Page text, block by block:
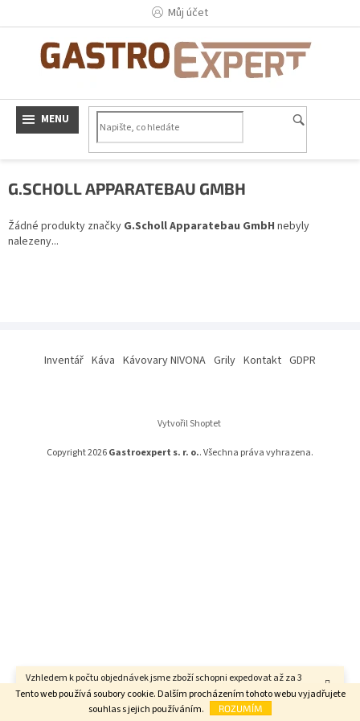
Tento web používá soubory cookie. Dalším procházením tohoto webu vyjadřujete
souhlas s jejich používáním.
ROZUMÍM
Vzhledem k počtu objednávek jsme zboží schopni expedovat až za 3
týdny. Děkujeme za pochopení.
Můj účet
G.SCHOLL APPARATEBAU GMBH
Žádné produkty značky G.Scholl Apparatebau GmbH nebyly
nalezeny...
Inventář Káva Kávovary NIVONA Grily Kontakt GDPR
Vytvořil Shoptet
Copyright 2026Gastroexpert s. r. o.. Všechna práva vyhrazena.